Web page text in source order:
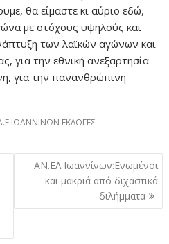
θα είμαστε κι αύριο εδώ,
με στόχους υψηλούς και
των λαϊκών αγώνων και
για την εθνική ανεξαρτησία
για την πανανθρώπινη
ΙΩΑΝΝΙΝΩΝ ΕΚΛΟΓΕΣ
ΑΝ.ΕΛ Ιωαννίνων:Ενωμένοι
και μακριά από διχαστικά
διλήμματα